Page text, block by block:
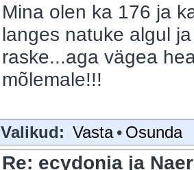
Mina olen ka 176 ja
langes natuke algul
raske...aga vägea
mõlemale!!!
Valikud: Vasta • Osunda
Re: ecydonia ja